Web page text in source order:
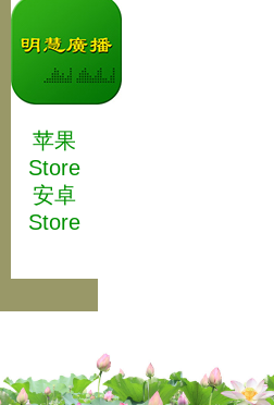
苹果
Store
安卓
Store